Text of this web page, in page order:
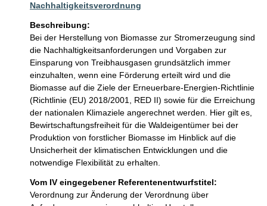
Nachhaltigkeitsverordnung
Beschreibung:
Bei der Herstellung von Biomasse zur Stromerzeugung sind
die Nachhaltigkeitsanforderungen und Vorgaben zur
Einsparung von Treibhausgasen grundsätzlich immer
einzuhalten, wenn eine Förderung erteilt wird und die
Biomasse auf die Ziele der Erneuerbare-Energien-Richtlinie
(Richtlinie (EU) 2018/2001, RED II) sowie für die Erreichung
der nationalen Klimaziele angerechnet werden. Hier gilt es,
Bewirtschaftungsfreiheit für die Waldeigentümer bei der
Produktion von forstlicher Biomasse im Hinblick auf die
Unsicherheit der klimatischen Entwicklungen und die
notwendige Flexibilität zu erhalten.
Vom IV eingegebener Referentenentwurfstitel:
Verordnung zur Änderung der Verordnung über